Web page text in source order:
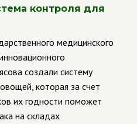
контроля для
медицинского
создали систему
которая за счет
их годности поможет
на складах